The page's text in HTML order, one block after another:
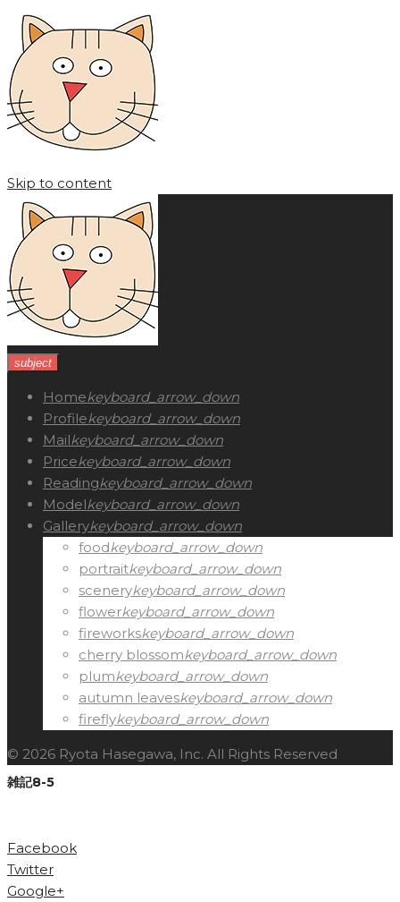
Skip to content
subject
Homekeyboard_arrow_down
Profilekeyboard_arrow_down
Mailkeyboard_arrow_down
Pricekeyboard_arrow_down
Readingkeyboard_arrow_down
Modelkeyboard_arrow_down
Gallerykeyboard_arrow_down
foodkeyboard_arrow_down
portraitkeyboard_arrow_down
scenerykeyboard_arrow_down
flowerkeyboard_arrow_down
fireworkskeyboard_arrow_down
cherry blossomkeyboard_arrow_down
plumkeyboard_arrow_down
autumn leaveskeyboard_arrow_down
fireflykeyboard_arrow_down
© 2026 Ryota Hasegawa, Inc. All Rights Reserved
雑記8-5
Facebook
Twitter
Google+